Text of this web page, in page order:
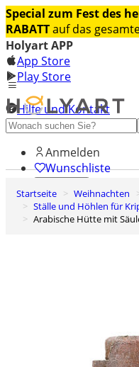
Special zum Fest des
RABATTauf das
Holyart APP
App Store
Play Store
Hilfe und Kontakt
Entdecken Sie Premium
Anmelden
Wunschliste
0
Warenkorb
Startseite Weihnachten
Ställe und Höhlen für
Arabische Hütte mit